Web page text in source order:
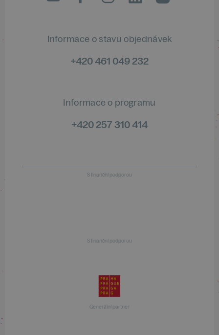
Informace o stavu objednávek
+420 461 049 232
Informace o programu
+420 257 310 414
S finanční podporou
S finanční podporou
Generální partner